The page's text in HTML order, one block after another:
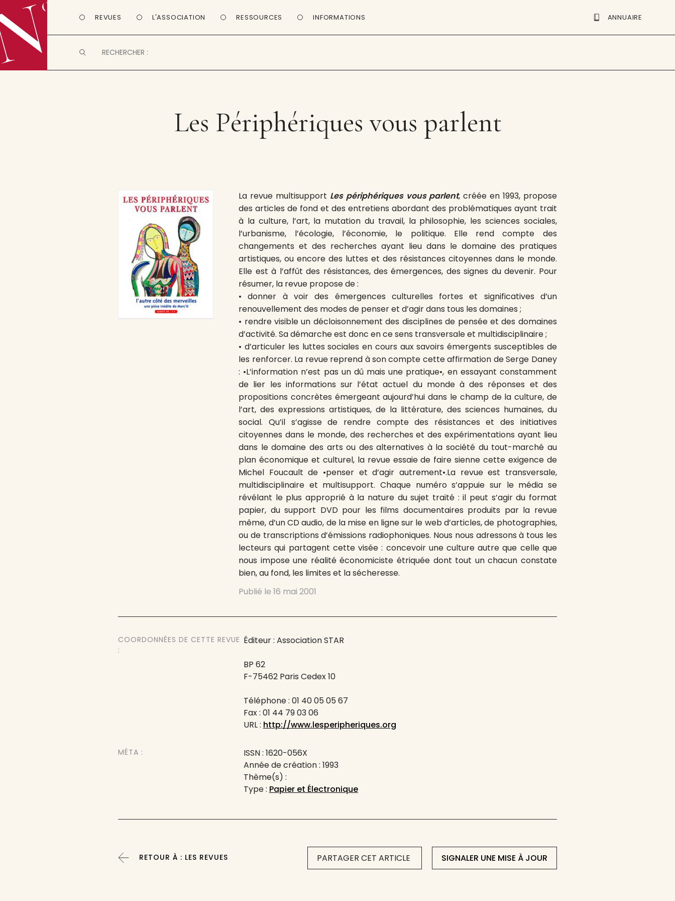
REVUES L'ASSOCIATION RESSOURCES INFORMATIONS ANNUAIRE
Les Périphériques vous parlent
La revue multisupport Les périphériques vous parlent, créée en 1993, propose
des articles de fond et des entretiens abordant des problématiques ayant trait
à la culture, l’art, la mutation du travail, la philosophie, les sciences sociales,
l’urbanisme, l’écologie, l’économie, le politique. Elle rend compte des
changements et des recherches ayant lieu dans le domaine des pratiques
artistiques, ou encore des luttes et des résistances citoyennes dans le monde.
Elle est à l’affût des résistances, des émergences, des signes du devenir. Pour
résumer, la revue propose de :
• donner à voir des émergences culturelles fortes et significatives d’un
renouvellement des modes de penser et d’agir dans tous les domaines ;
• rendre visible un décloisonnement des disciplines de pensée et des domaines
d’activité. Sa démarche est donc en ce sens transversale et multidisciplinaire ;
• d’articuler les luttes sociales en cours aux savoirs émergents susceptibles de
les renforcer. La revue reprend à son compte cette affirmation de Serge Daney
: •L’information n’est pas un dû mais une pratique•, en essayant constamment
de lier les informations sur l’état actuel du monde à des réponses et des
propositions concrètes émergeant aujourd’hui dans le champ de la culture, de
l’art, des expressions artistiques, de la littérature, des sciences humaines, du
social. Qu’il s’agisse de rendre compte des résistances et des initiatives
citoyennes dans le monde, des recherches et des expérimentations ayant lieu
dans le domaine des arts ou des alternatives à la société du tout-marché au
plan économique et culturel, la revue essaie de faire sienne cette exigence de
Michel Foucault de •penser et d’agir autrement•.La revue est transversale,
multidisciplinaire et multisupport. Chaque numéro s’appuie sur le média se
révélant le plus approprié à la nature du sujet traité : il peut s’agir du format
papier, du support DVD pour les films documentaires produits par la revue
même, d’un CD audio, de la mise en ligne sur le web d’articles, de photographies,
ou de transcriptions d’émissions radiophoniques. Nous nous adressons à tous les
lecteurs qui partagent cette visée : concevoir une culture autre que celle que
nous impose une réalité économiciste étriquée dont tout un chacun constate
bien, au fond, les limites et la sécheresse.
Publié le16 mai 2001
COORDONNÉES DE CETTE REVUE
:
Éditeur : Association STAR
BP 62
F-75462 Paris Cedex 10
Téléphone : 01 40 05 05 67
Fax : 01 44 79 03 06
URL : http://www.lesperipheriques.org
MÉTA :
ISSN : 1620-056X
Année de création : 1993
Thème(s) :
Type : Papier et Électronique
PARTAGER CET ARTICLE SIGNALER UNE MISE À JOUR
RETOUR À : LES REVUES